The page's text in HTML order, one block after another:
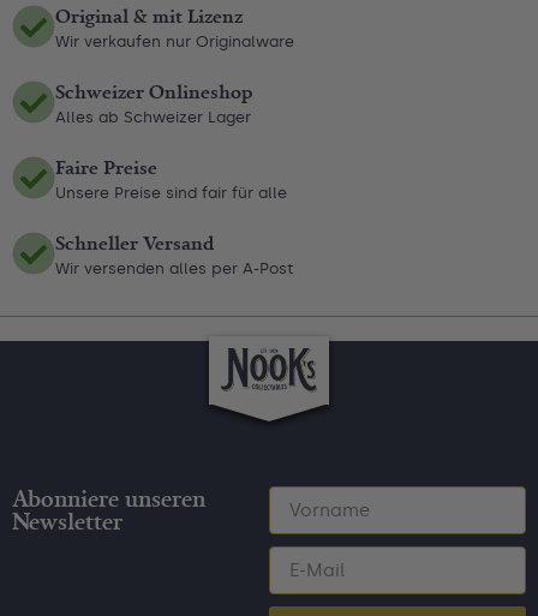
Original & mit Lizenz
Wir verkaufen nur Originalware
Schweizer Onlineshop
Alles ab Schweizer Lager
Faire Preise
Unsere Preise sind fair für alle
Schneller Versand
Wir versenden alles per A-Post
Abonniere unseren
Newsletter